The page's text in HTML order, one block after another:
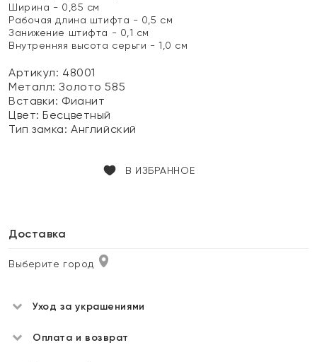
Ширина - 0,85 см
Рабочая длина штифта - 0,5 см
Занижение штифта - 0,1 см
Внутренняя высота серьги - 1,0 см
Артикул: 48001
Металл:Золото 585
Вставки: Фианит
Цвет:Бесцветный
Тип замка:Английский
В ИЗБРАННОЕ
Доставка
Выберите город
Уход за украшениями
Оплата и возврат